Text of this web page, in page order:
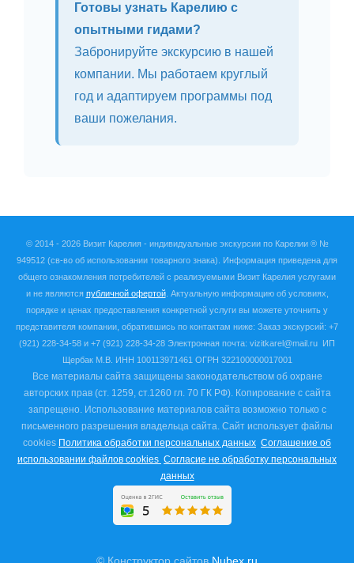
Готовы узнать Карелию с
опытными гидами?
Забронируйте экскурсию в нашей
компании. Мы работаем круглый
год и адаптируем программы под
ваши пожелания.
© 2014 - 2026 Визит Карелия - индивидуальные экскурсии по Карелии ® №
949512 (св-во об использовании товарного знака). Информация приведена для
общего ознакомления потребителей с реализуемыми Визит Карелия услугами
и не являются публичной офертой. Актуальную информацию об условиях,
порядке и ценах предоставления конкретной услуги вы можете уточнить у
представителя компании, обратившись по контактам ниже: Заказ экскурсий: +7
(921) 228-34-58 и +7 (921) 228-34-28 Электронная почта: vizitkarel@mail.ru
ИП
Щербак М.В. ИНН 100113971461 ОГРН 322100000017001
Все материалы сайта защищены законодательством об охране
авторских прав (ст. 1259, ст.1260 гл. 70 ГК РФ). Копирование с сайта
запрещено. Использование материалов сайта возможно только с
письменного разрешения владельца сайта. Сайт использует файлы
cookies Политика обработки персональных данных Соглашение об
использовании файлов cookies Согласие не обработку персональных
данных